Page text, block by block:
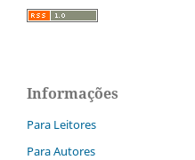
Informações
Para Leitores
Para Autores